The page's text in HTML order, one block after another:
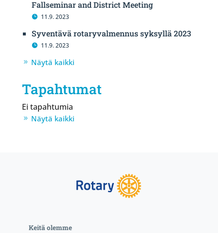
Fallseminar and District Meeting
11.9. 2023
Syventävä rotaryvalmennus syksyllä 2023
11.9. 2023
Näytä kaikki
Tapahtumat
Ei tapahtumia
Näytä kaikki
Keitä olemme